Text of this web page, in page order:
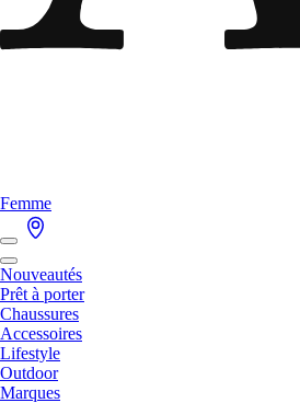
Femme
Nouveautés
Prêt à porter
Chaussures
Accessoires
Lifestyle
Outdoor
Marques